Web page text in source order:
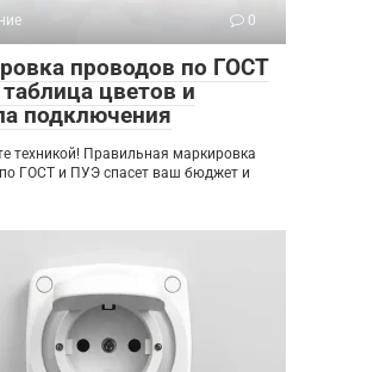
0
проводов по ГОСТ
цветов и
подключения
техникой! Правильная маркировка
ГОСТ и ПУЭ спасет ваш бюджет и